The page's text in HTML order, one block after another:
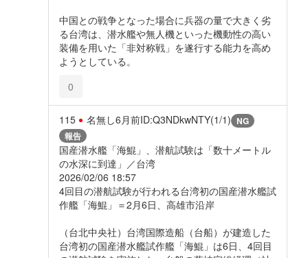
中国との戦争となった場合に兵器の量で大きく劣
る台湾は、潜水艦や無人機といった機動性の高い
装備を用いた「非対称戦」を遂行する能力を高め
ようとしている。
0
115 名無し6月前ID:Q3NDkwNTY(1/1) NG
報告
国産潜水艦「海鯤」、潜航試験は「数十メートル
の水深に到達」／台湾
2026/02/06 18:57
4回目の潜航試験が行われる台湾初の国産潜水艦試
作艦「海鯤」＝2月6日、高雄市沿岸
（台北中央社）台湾国際造船（台船）が建造した
台湾初の国産潜水艦試作艦「海鯤」は6日、4回目